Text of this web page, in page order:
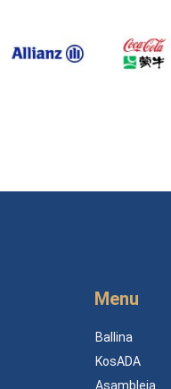
Menu
Ballina
KosADA
Asambleja